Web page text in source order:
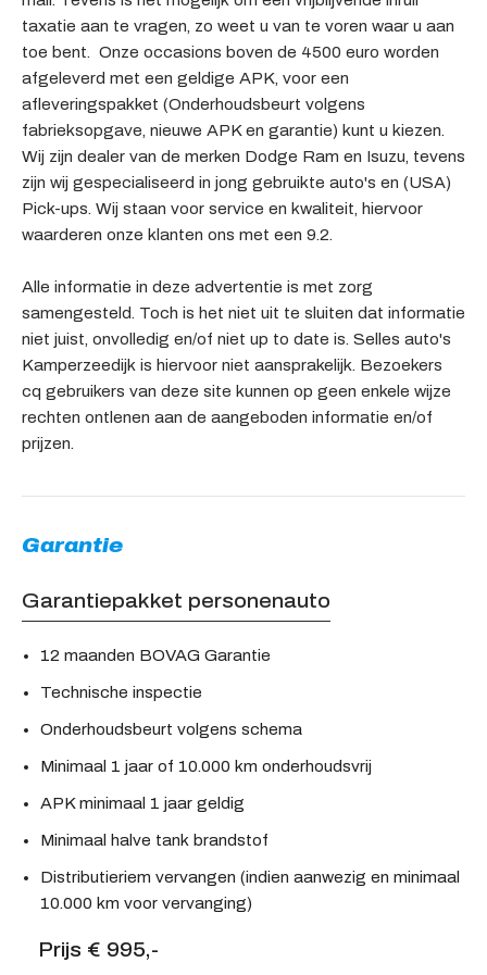
taxatie aan te vragen, zo weet u van te voren waar u aan
toe bent. Onze occasions boven de 4500 euro worden
afgeleverd met een geldige APK, voor een
afleveringspakket (Onderhoudsbeurt volgens
fabrieksopgave, nieuwe APK en garantie) kunt u kiezen.
Wij zijn dealer van de merken Dodge Ram en Isuzu, tevens
zijn wij gespecialiseerd in jong gebruikte auto's en (USA)
Pick-ups. Wij staan voor service en kwaliteit, hiervoor
waarderen onze klanten ons met een 9.2.
Alle informatie in deze advertentie is met zorg
samengesteld. Toch is het niet uit te sluiten dat informatie
niet juist, onvolledig en/of niet up to date is. Selles auto's
Kamperzeedijk is hiervoor niet aansprakelijk. Bezoekers
cq gebruikers van deze site kunnen op geen enkele wijze
rechten ontlenen aan de aangeboden informatie en/of
prijzen.
Garantie
Garantiepakket personenauto
12 maanden BOVAG Garantie
Technische inspectie
Onderhoudsbeurt volgens schema
Minimaal 1 jaar of 10.000 km onderhoudsvrij
APK minimaal 1 jaar geldig
Minimaal halve tank brandstof
Distributieriem vervangen (indien aanwezig en minimaal
10.000 km voor vervanging)
Prijs € 995,-